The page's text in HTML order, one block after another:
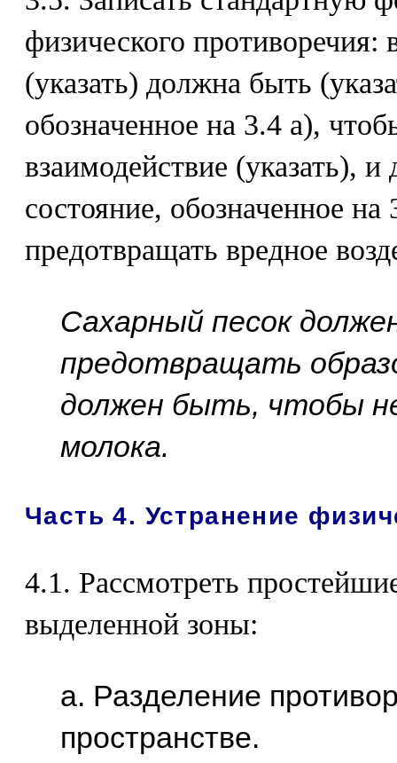
физического противоречия:
(указать) должна быть
обозначенное на 3.4 а),
взаимодействие (указать),
состояние, обозначенное
предотвращать вредное
Сахарный песок
предотвращать
должен быть, чтобы
молока.
Часть 4. Устранение
4.1. Рассмотреть
выделенной зоны:
а. Разделение
пространстве.